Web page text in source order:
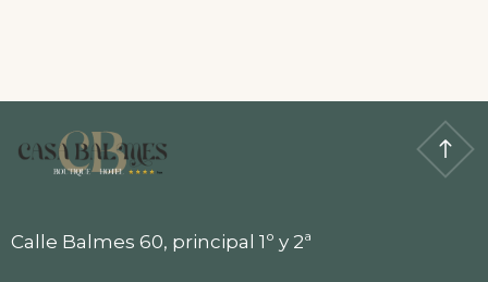
Calle Balmes 60, principal 1º y 2ª